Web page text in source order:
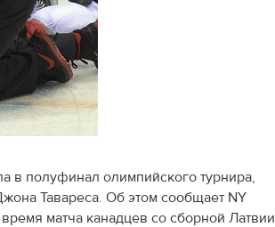
в полуфинал олимпийского турнира,
Тавареса. Об этом сообщает NY
матча канадцев со сборной Латвии